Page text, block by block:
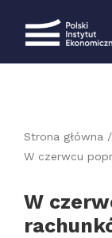
Strona główna
W czerwcu
W